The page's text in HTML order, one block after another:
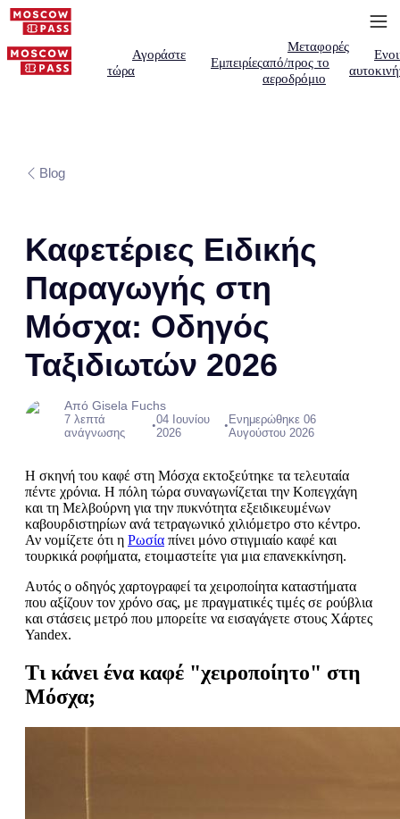
Αγοράστε
τώρα
Εμπειρίες
Μεταφορές
από/προς το
αεροδρόμιο
Blog
Καφετέριες Ειδικής
Παραγωγής στη
Μόσχα: Οδηγός
Ταξιδιωτών 2026
Από Gisela Fuchs
7 λεπτά
ανάγνωσης
•04 Ιουνίου
2026
• Ενημερώθηκε 06
Αυγούστου 2026
Η σκηνή του καφέ στη Μόσχα εκτοξεύτηκε τα τελευταία
πέντε χρόνια. Η πόλη τώρα συναγωνίζεται την Κοπεγχάγη
και τη Μελβούρνη για την πυκνότητα εξειδικευμένων
καβουρδιστηρίων ανά τετραγωνικό χιλιόμετρο στο κέντρο.
Αν νομίζετε ότι η Ρωσία πίνει μόνο στιγμιαίο καφέ και
τουρκικά ροφήματα, ετοιμαστείτε για μια επανεκκίνηση.
Αυτός ο οδηγός χαρτογραφεί τα χειροποίητα καταστήματα
που αξίζουν τον χρόνο σας, με πραγματικές τιμές σε ρούβλια
και στάσεις μετρό που μπορείτε να εισαγάγετε στους Χάρτες
Yandex.
Τι κάνει ένα καφέ "χειροποίητο" στη
Μόσχα;